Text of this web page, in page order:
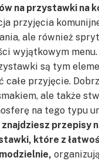
na przystawki na
przyjęcia
ale również
wyjątkowym
są tym
całe przyjęcie.
ale także
na tego typu
przepisy
które z